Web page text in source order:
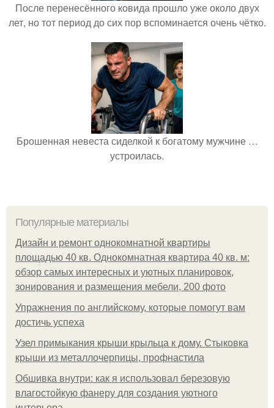
После перенесённого ковида прошло уже около двух
лет, но тот период до сих пор вспоминается очень чётко.
Брошенная невеста сиделкой к богатому мужчине …
устроилась.
Популярные материалы
Дизайн и ремонт однокомнатной квартиры
площадью 40 кв. Однокомнатная квартира 40 кв. м:
обзор самых интересных и уютных планировок,
зонирования и размещения мебели, 200 фото
Упражнения по английскому, которые помогут вам
достичь успеха
Узел примыкания крыши крыльца к дому. Стыковка
крыши из металлочерпицы, профнастила
Обшивка внутри: как я использовал березовую
влагостойкую фанеру для создания уютного